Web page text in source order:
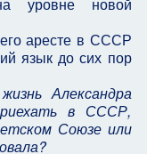
аресте в СССР
язык до сих пор
Александра
в СССР,
Союзе или